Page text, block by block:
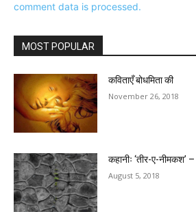
comment data is processed.
MOST POPULAR
कविताएँ बोधमिता की
November 26, 2018
कहानीः ‘तीर-ए-नीमकश’
August 5, 2018